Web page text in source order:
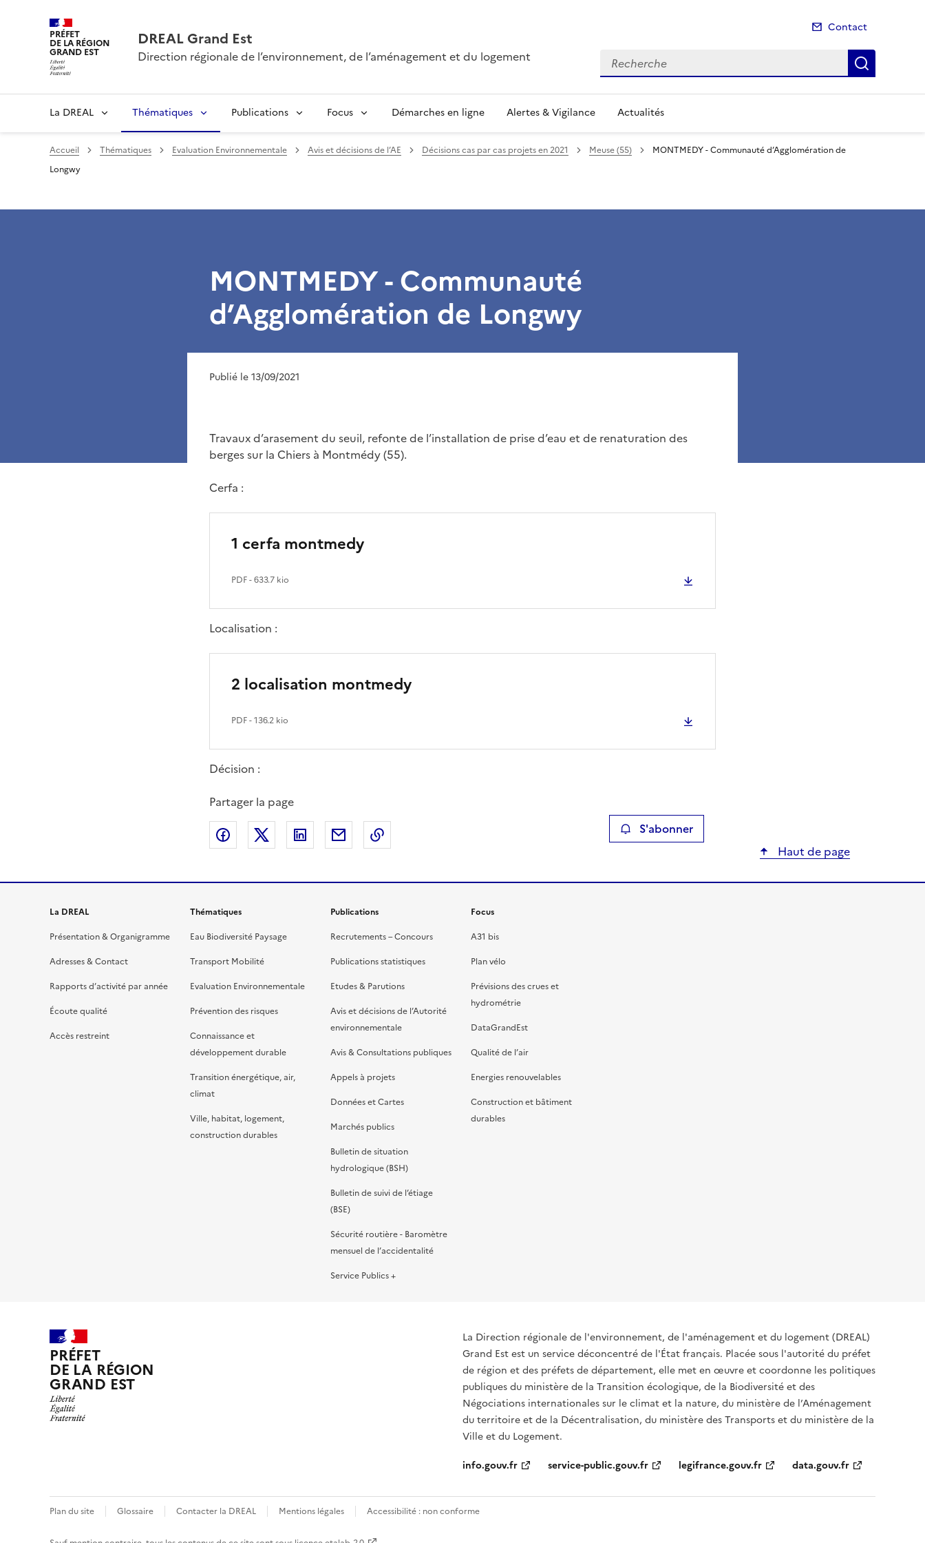
PRÉFET
DE LA RÉGION
GRAND EST
DREAL Grand Est
Direction régionale de l’environnement, de l’aménagement et du logement
Contact
Recherche
La DREAL Thématiques Publications Focus Démarches en ligne Alertes & Vigilance Actualités
Accueil Thématiques Evaluation Environnementale Avis et décisions de l’AE Décisions cas par cas projets en 2021 Meuse (55)
MONTMEDY - Communauté d’Agglomération de
Longwy
MONTMEDY - Communauté
d’Agglomération de Longwy
Publié le 13/09/2021
Travaux d’arasement du seuil, refonte de l’installation de prise d’eau et de renaturation des
berges sur la Chiers à Montmédy (55).
Cerfa :
1 cerfa montmedy
PDF- 633.7 kio
Localisation :
2 localisation montmedy
PDF- 136.2 kio
Décision :
Partager la page
Partager sur Facebook
Partager sur XPartager sur LinkedIn
Partager par emailCopier le lien de la page dans le presse-papier S'abonner
Haut de page
La DREAL
Présentation & Organigramme
Adresses & Contact
Rapports d’activité par année
Écoute qualité
Accès restreint
Thématiques
Eau Biodiversité Paysage
Transport Mobilité
Evaluation Environnementale
Prévention des risques
Connaissance et
développement durable
Transition énergétique, air,
climat
Ville, habitat, logement,
construction durables
Publications
Recrutements – Concours
Publications statistiques
Etudes & Parutions
Avis et décisions de l’Autorité
environnementale
Avis & Consultations publiques
Appels à projets
Données et Cartes
Marchés publics
Bulletin de situation
hydrologique (BSH)
Bulletin de suivi de l’étiage
(BSE)
Sécurité routière - Baromètre
mensuel de l’accidentalité
Service Publics +
Focus
A31 bis
Plan vélo
Prévisions des crues et
hydrométrie
DataGrandEst
Qualité de l’air
Energies renouvelables
Construction et bâtiment
durables
PRÉFET
DE LA RÉGION
GRAND EST
La Direction régionale de l'environnement, de l'aménagement et du logement (DREAL)
Grand Est est un service déconcentré de l'État français. Placée sous l'autorité du préfet
de région et des préfets de département, elle met en œuvre et coordonne les politiques
publiques du ministère de la Transition écologique, de la Biodiversité et des
Négociations internationales sur le climat et la nature, du ministère de l’Aménagement
du territoire et de la Décentralisation, du ministère des Transports et du ministère de la
Ville et du Logement.
info.gouv.fr
service-public.gouv.fr legifrance.gouv.fr data.gouv.fr
Plan du site Glossaire Contacter la DREAL Mentions légales Accessibilité : non conforme